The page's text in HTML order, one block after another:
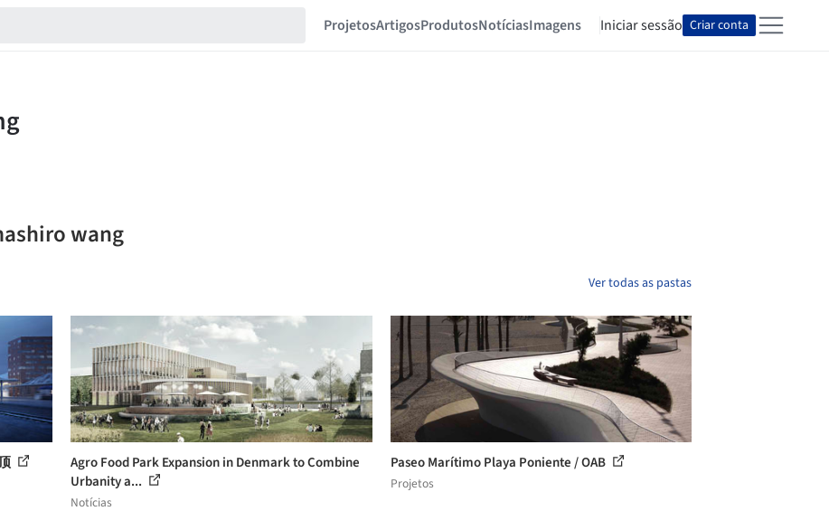
ProjetosArtigosProdutosNotíciasImagens Iniciar sessão Criar conta
wang
Ver todas as pastas
Agro Food Park Expansion in Denmark to Combine
Urbanity a...
Notícias
Paseo Marítimo Playa Poniente / OAB
Projetos